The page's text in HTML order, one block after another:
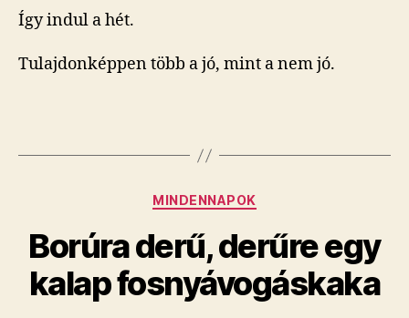
Így indul a hét.
Tulajdonképpen több a jó, mint a nem jó.
Kategóriák
MINDENNAPOK
Borúra derű, derűre egy
kalap fosnyávogáskaka